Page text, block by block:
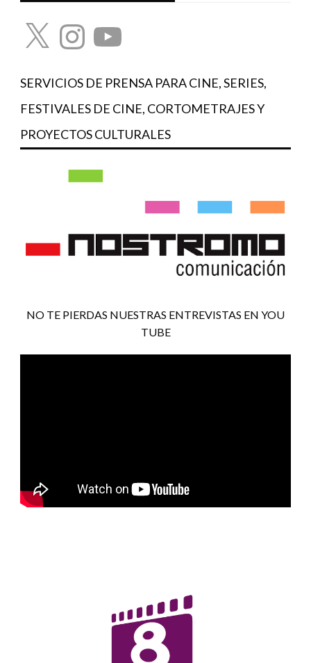
X InstagramYouTube
SERVICIOS DE PRENSA PARA CINE, SERIES,
FESTIVALES DE CINE, CORTOMETRAJES Y
PROYECTOS CULTURALES
NO TE PIERDAS NUESTRAS ENTREVISTAS EN YOU
TUBE